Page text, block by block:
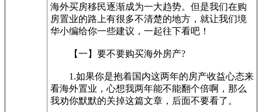
海外买房移民逐渐成为一大趋势。但是我们在购
房置业的路上有很多不清楚的地方，就让我们境
华小编给你一些建议，一起往下看吧！
【一】要不要购买海外房产?
1.如果你是抱着国内这两年的房产收益心态来
看海外置业，心想我两年能不能翻个倍啊，那么
我劝你默默的关掉这篇文章，后面不要看了。